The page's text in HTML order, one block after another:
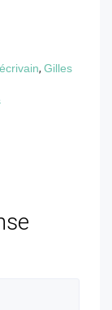
écrivain, Gilles